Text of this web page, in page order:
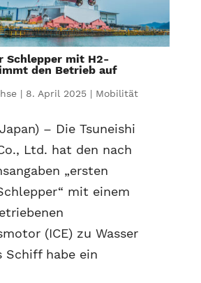
Schlepper mit H2-
den Betrieb auf
| 8. April 2025| Mobilität
– Die Tsuneishi
Ltd. hat den nach
„ersten
mit einem
(ICE) zu Wasser
Schiff habe ein